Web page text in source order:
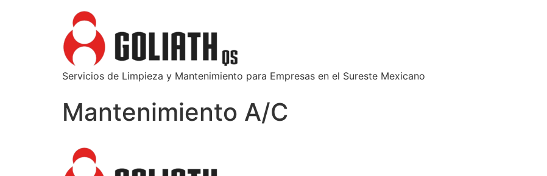
Servicios de Limpieza y Mantenimiento para Empresas en el Sureste Mexicano
Mantenimiento A/C